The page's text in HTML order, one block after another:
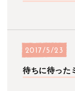
2017/5/23
待ちに待った